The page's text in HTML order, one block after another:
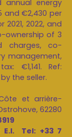
annual energy
and €2,430 per
2022, and
ownership of 3
charges, co-
management,
€1,141. Ref:
the seller.
et arrière-
62280
Tel: +33 7